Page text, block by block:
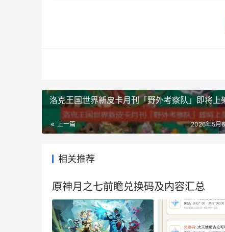
洛克王国世界新皮卡月刊「野外考察队」即将上
上一篇 2026年5月
相关推荐
原神月之七前瞻兑换码及内容汇总